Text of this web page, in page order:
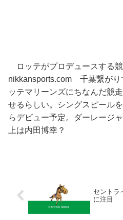
ロッテがプロデュースする
nikkansports.com 千葉繋がり
ッテマリーンズにちなんだ競
せるらしい。シングスピール
らデビュー予定。ダーレージ
上は内田博幸？
セントラ
に注目